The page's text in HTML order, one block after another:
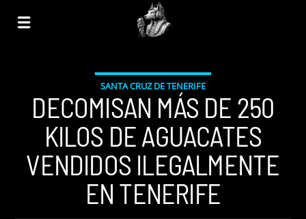
SANTA CRUZ DE TENERIFE
DECOMISAN MÁS DE 250
KILOS DE AGUACATES
VENDIDOS ILEGALMENTE
EN TENERIFE